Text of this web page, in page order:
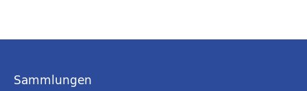
Sammlungen